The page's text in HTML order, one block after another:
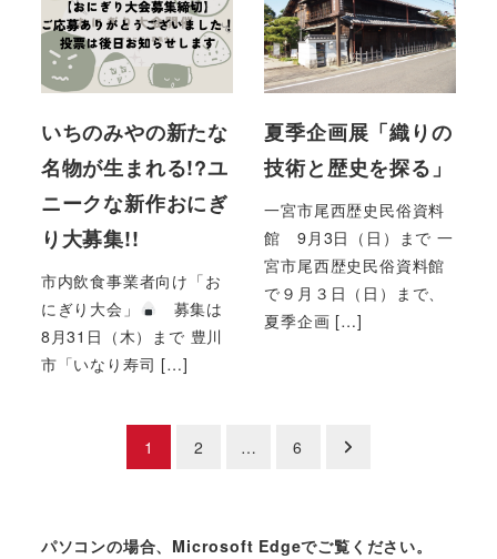
いちのみやの新たな
名物が生まれる!?ユ
ニークな新作おにぎ
り大募集!!
市内飲食事業者向け「お
にぎり大会」
募集は
8月31日（木）まで 豊川
市「いなり寿司 […]
夏季企画展「織りの
技術と歴史を探る」
一宮市尾西歴史民俗資料
館 9月3日（日）まで 一
宮市尾西歴史民俗資料館
で９月３日（日）まで、
夏季企画 […]
の
1 2 … 6
パソコンの場合、Microsoft Edgeでご覧ください。